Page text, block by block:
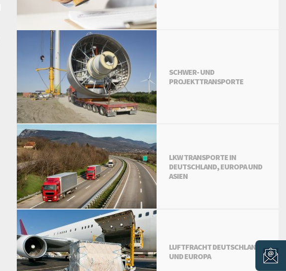
SCHWER- UND
PROJEKTTRANSPORTE
LKW TRANSPORTE IN
DEUTSCHLAND, EUROPA UND
ASIEN
LUFTFRACHT DEUTSCHLAND
UND EUROPA